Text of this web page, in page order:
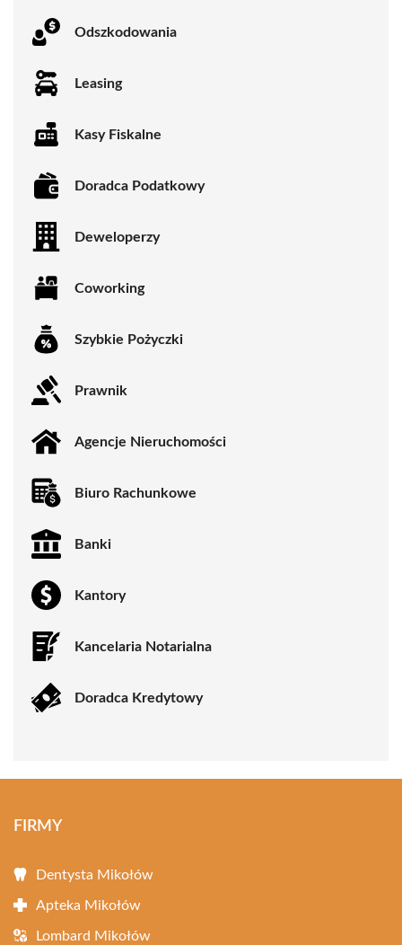
Odszkodowania
Leasing
Kasy Fiskalne
Doradca Podatkowy
Deweloperzy
Coworking
Szybkie Pożyczki
Prawnik
Agencje Nieruchomości
Biuro Rachunkowe
Banki
Kantory
Kancelaria Notarialna
Doradca Kredytowy
FIRMY
Dentysta Mikołów
Apteka Mikołów
Lombard Mikołów